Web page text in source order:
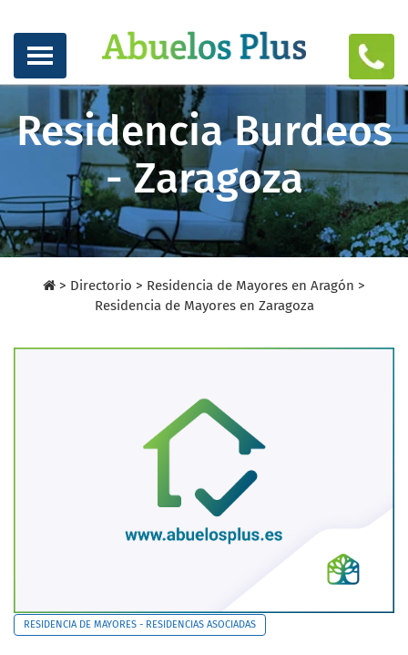
Residencia Burdeos
- Zaragoza
> Directorio > Residencia de Mayores en Aragón >
Residencia de Mayores en Zaragoza
RESIDENCIA DE MAYORES - RESIDENCIAS ASOCIADAS